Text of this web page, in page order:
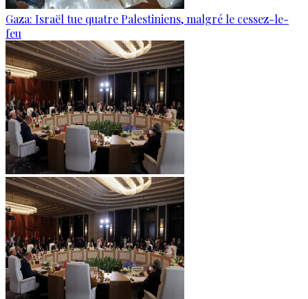
Gaza: Israël tue quatre Palestiniens, malgré le cessez-le-
feu